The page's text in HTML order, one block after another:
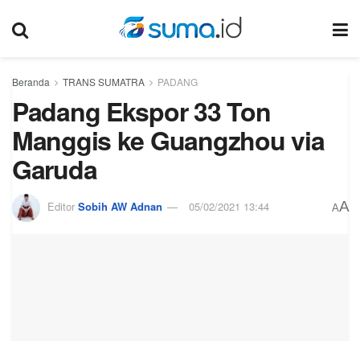
Beranda TRANS SUMATRA PADANG
Padang Ekspor 33 Ton
Manggis ke Guangzhou via
Garuda
Editor Sobih AW Adnan 05/02/2021 13:44 AA